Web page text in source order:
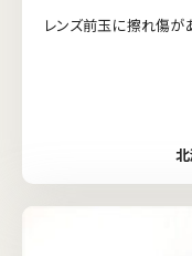
レンズ前玉に擦れ傷が